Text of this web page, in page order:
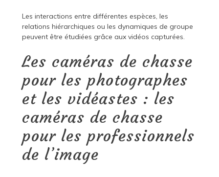
Les interactions entre différentes espèces, les
relations hiérarchiques ou les dynamiques de groupe
peuvent être étudiées grâce aux vidéos capturées.
Les caméras de chasse
pour les photographes
et les vidéastes : les
caméras de chasse
pour les professionnels
de l’image